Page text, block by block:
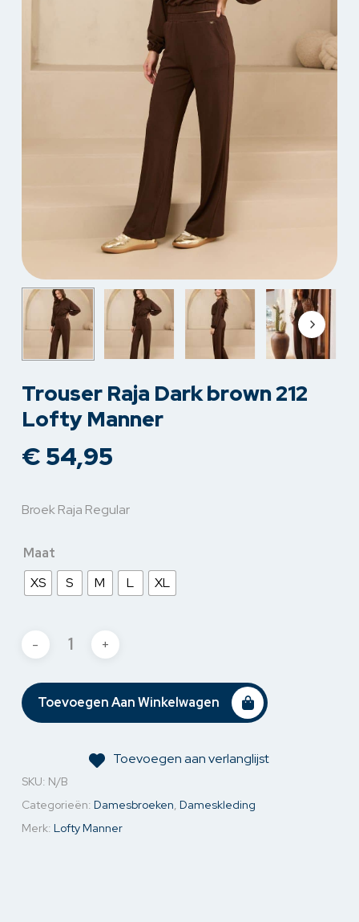
Trouser Raja Dark brown 212
Lofty Manner
€ 54,95
Broek Raja Regular
Maat
XS
S M L XL
Toevoegen Aan Winkelwagen
Toevoegen aan verlanglijst
SKU: N/B
Categorieën: Damesbroeken, Dameskleding
Merk: Lofty Manner